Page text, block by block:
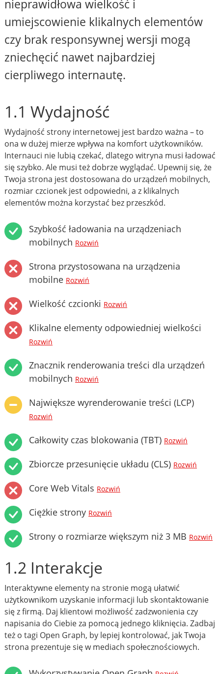
nieprawidłowa wielkość i
umiejscowienie klikalnych elementów
czy brak responsywnej wersji mogą
zniechęcić nawet najbardziej
cierpliwego internautę.
1.1 Wydajność
Wydajność strony internetowej jest bardzo ważna – to
ona w dużej mierze wpływa na komfort użytkowników.
Internauci nie lubią czekać, dlatego witryna musi ładować
się szybko. Ale musi też dobrze wyglądać. Upewnij się, że
Twoja strona jest dostosowana do urządzeń mobilnych,
rozmiar czcionek jest odpowiedni, a z klikalnych
elementów można korzystać bez przeszkód.
Szybkość ładowania na urządzeniach
mobilnych Rozwiń
Strona przystosowana na urządzenia
mobilne Rozwiń
Wielkość czcionki Rozwiń
Klikalne elementy odpowiedniej wielkości
Rozwiń
Znacznik renderowania treści dla urządzeń
mobilnych Rozwiń
Największe wyrenderowanie treści (LCP)
Rozwiń
Całkowity czas blokowania (TBT) Rozwiń
Zbiorcze przesunięcie układu (CLS) Rozwiń
Core Web Vitals Rozwiń
Ciężkie strony Rozwiń
Strony o rozmiarze większym niż 3 MB Rozwiń
1.2 Interakcje
Interaktywne elementy na stronie mogą ułatwić
użytkownikom uzyskanie informacji lub skontaktowanie
się z firmą. Daj klientowi możliwość zadzwonienia czy
napisania do Ciebie za pomocą jednego kliknięcia. Zadbaj
też o tagi Open Graph, by lepiej kontrolować, jak Twoja
strona prezentuje się w mediach społecznościowych.